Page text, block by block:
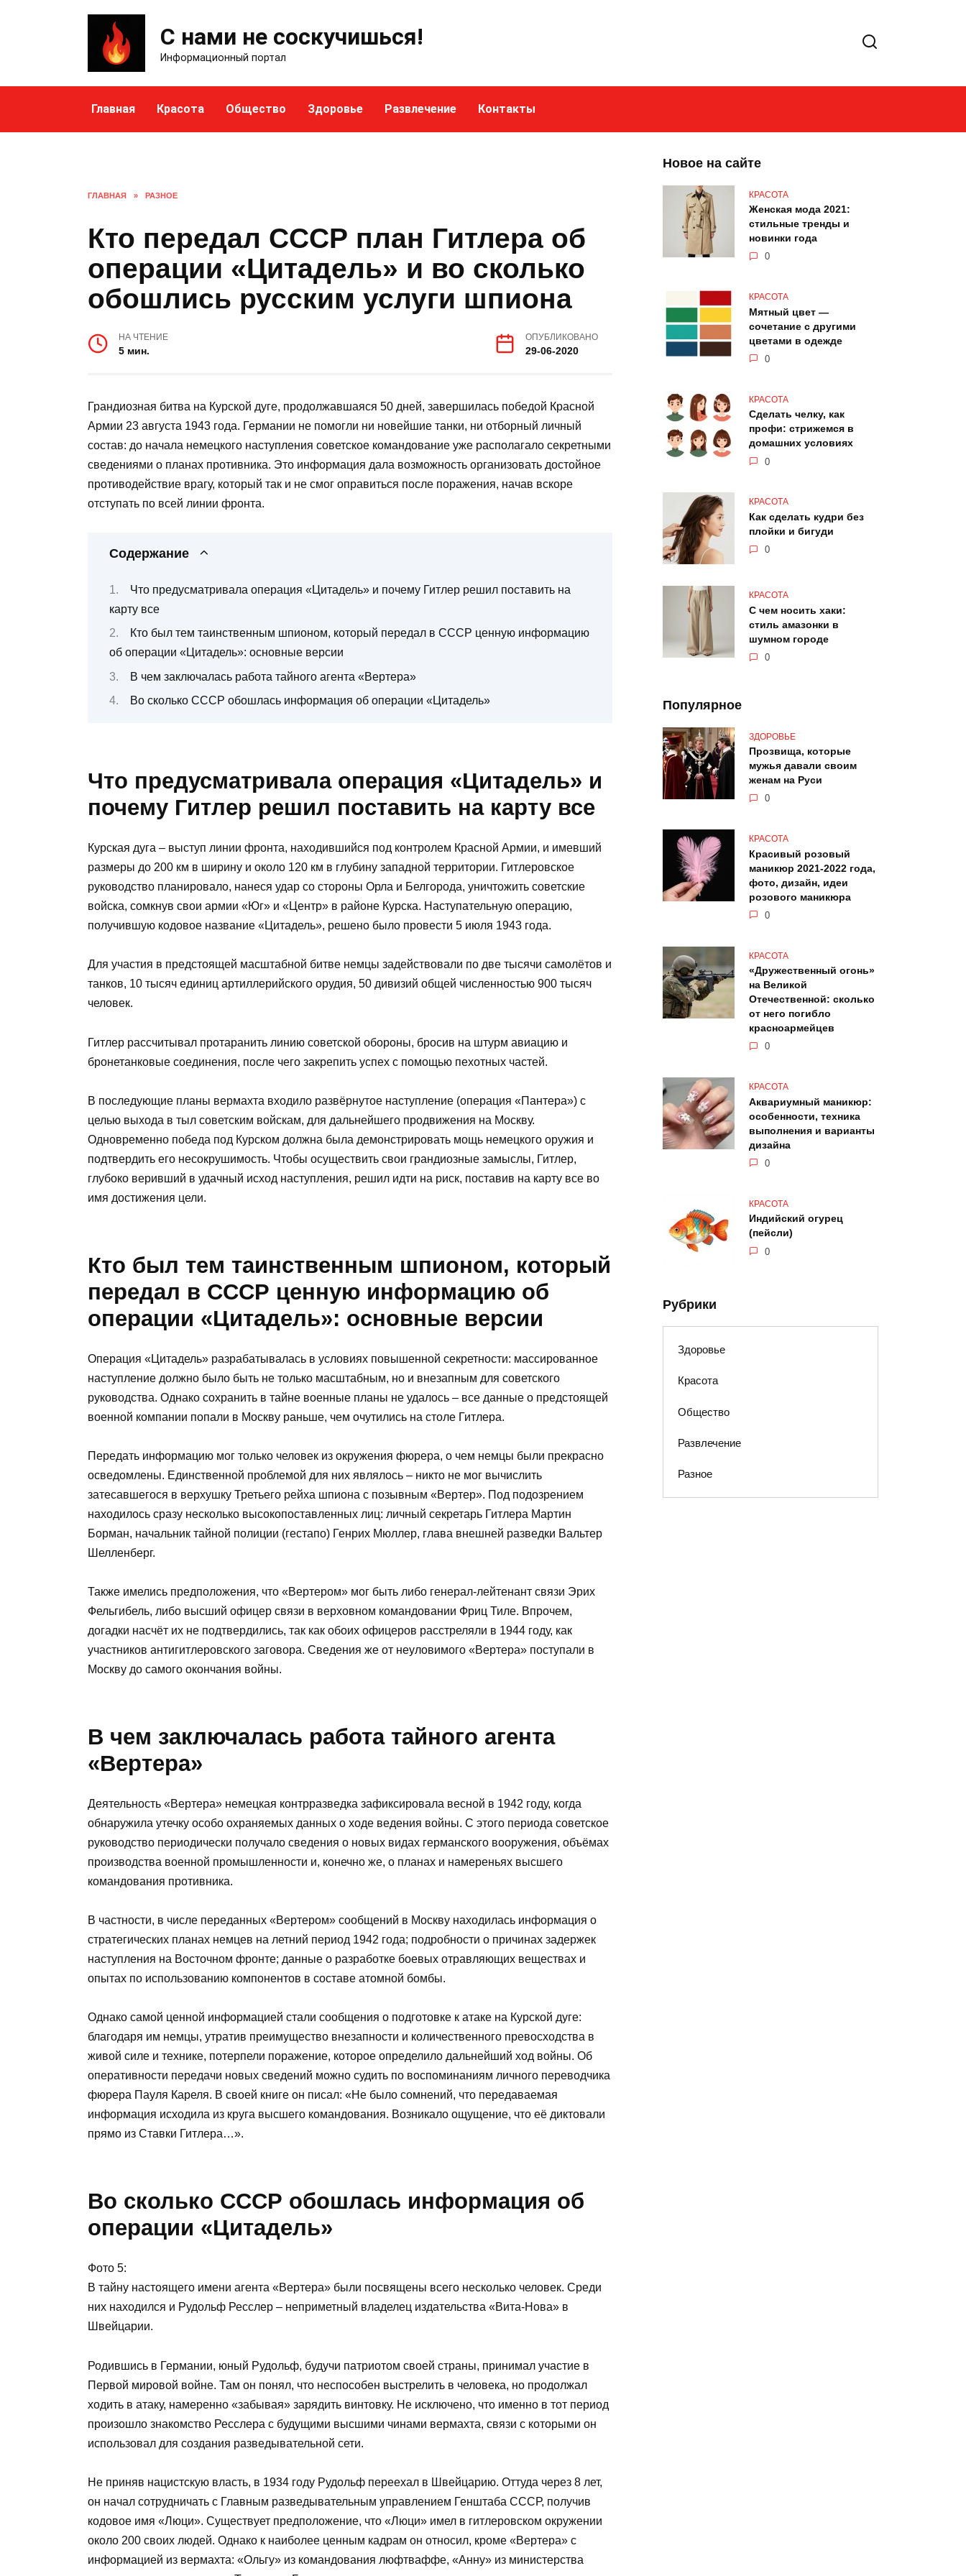
С нами не соскучишься!
Информационный портал
Главная Красота Общество Здоровье Развлечение Контакты
ГЛАВНАЯ » РАЗНОЕ
Кто передал СССР план Гитлера об
операции «Цитадель» и во сколько
обошлись русским услуги шпиона
НА ЧТЕНИЕ
5 мин.
ОПУБЛИКОВАНО
29-06-2020
Грандиозная битва на Курской дуге, продолжавшаяся 50 дней, завершилась победой Красной
Армии 23 августа 1943 года. Германии не помогли ни новейшие танки, ни отборный личный
состав: до начала немецкого наступления советское командование уже располагало секретными
сведениями о планах противника. Это информация дала возможность организовать достойное
противодействие врагу, который так и не смог оправиться после поражения, начав вскоре
отступать по всей линии фронта.
Содержание
Что предусматривала операция «Цитадель» и почему Гитлер решил поставить на
карту все
Кто был тем таинственным шпионом, который передал в СССР ценную информацию
об операции «Цитадель»: основные версии
В чем заключалась работа тайного агента «Вертера»
Во сколько СССР обошлась информация об операции «Цитадель»
Что предусматривала операция «Цитадель» и
почему Гитлер решил поставить на карту все
Курская дуга – выступ линии фронта, находившийся под контролем Красной Армии, и имевший
размеры до 200 км в ширину и около 120 км в глубину западной территории. Гитлеровское
руководство планировало, нанеся удар со стороны Орла и Белгорода, уничтожить советские
войска, сомкнув свои армии «Юг» и «Центр» в районе Курска. Наступательную операцию,
получившую кодовое название «Цитадель», решено было провести 5 июля 1943 года.
Для участия в предстоящей масштабной битве немцы задействовали по две тысячи самолётов и
танков, 10 тысяч единиц артиллерийского орудия, 50 дивизий общей численностью 900 тысяч
человек.
Гитлер рассчитывал протаранить линию советской обороны, бросив на штурм авиацию и
бронетанковые соединения, после чего закрепить успех с помощью пехотных частей.
В последующие планы вермахта входило развёрнутое наступление (операция «Пантера») с
целью выхода в тыл советским войскам, для дальнейшего продвижения на Москву.
Одновременно победа под Курском должна была демонстрировать мощь немецкого оружия и
подтвердить его несокрушимость. Чтобы осуществить свои грандиозные замыслы, Гитлер,
глубоко веривший в удачный исход наступления, решил идти на риск, поставив на карту все во
имя достижения цели.
Кто был тем таинственным шпионом, который
передал в СССР ценную информацию об
операции «Цитадель»: основные версии
Операция «Цитадель» разрабатывалась в условиях повышенной секретности: массированное
наступление должно было быть не только масштабным, но и внезапным для советского
руководства. Однако сохранить в тайне военные планы не удалось – все данные о предстоящей
военной компании попали в Москву раньше, чем очутились на столе Гитлера.
Передать информацию мог только человек из окружения фюрера, о чем немцы были прекрасно
осведомлены. Единственной проблемой для них являлось – никто не мог вычислить
затесавшегося в верхушку Третьего рейха шпиона с позывным «Вертер». Под подозрением
находилось сразу несколько высокопоставленных лиц: личный секретарь Гитлера Мартин
Борман, начальник тайной полиции (гестапо) Генрих Мюллер, глава внешней разведки Вальтер
Шелленберг.
Также имелись предположения, что «Вертером» мог быть либо генерал-лейтенант связи Эрих
Фельгибель, либо высший офицер связи в верховном командовании Фриц Тиле. Впрочем,
догадки насчёт их не подтвердились, так как обоих офицеров расстреляли в 1944 году, как
участников антигитлеровского заговора. Сведения же от неуловимого «Вертера» поступали в
Москву до самого окончания войны.
В чем заключалась работа тайного агента
«Вертера»
Деятельность «Вертера» немецкая контрразведка зафиксировала весной в 1942 году, когда
обнаружила утечку особо охраняемых данных о ходе ведения войны. С этого периода советское
руководство периодически получало сведения о новых видах германского вооружения, объёмах
производства военной промышленности и, конечно же, о планах и намереньях высшего
командования противника.
В частности, в числе переданных «Вертером» сообщений в Москву находилась информация о
стратегических планах немцев на летний период 1942 года; подробности о причинах задержек
наступления на Восточном фронте; данные о разработке боевых отравляющих веществах и
опытах по использованию компонентов в составе атомной бомбы.
Однако самой ценной информацией стали сообщения о подготовке к атаке на Курской дуге:
благодаря им немцы, утратив преимущество внезапности и количественного превосходства в
живой силе и технике, потерпели поражение, которое определило дальнейший ход войны. Об
оперативности передачи новых сведений можно судить по воспоминаниям личного переводчика
фюрера Пауля Кареля. В своей книге он писал: «Не было сомнений, что передаваемая
информация исходила из круга высшего командования. Возникало ощущение, что её диктовали
прямо из Ставки Гитлера…».
Во сколько СССР обошлась информация об
операции «Цитадель»
Фото 5:
В тайну настоящего имени агента «Вертера» были посвящены всего несколько человек. Среди
них находился и Рудольф Ресслер – неприметный владелец издательства «Вита-Нова» в
Швейцарии.
Родившись в Германии, юный Рудольф, будучи патриотом своей страны, принимал участие в
Первой мировой войне. Там он понял, что неспособен выстрелить в человека, но продолжал
ходить в атаку, намеренно «забывая» зарядить винтовку. Не исключено, что именно в тот период
произошло знакомство Ресслера с будущими высшими чинами вермахта, связи с которыми он
использовал для создания разведывательной сети.
Не приняв нацистскую власть, в 1934 году Рудольф переехал в Швейцарию. Оттуда через 8 лет,
он начал сотрудничать с Главным разведывательным управлением Генштаба СССР, получив
кодовое имя «Люци». Существует предположение, что «Люци» имел в гитлеровском окружении
около 200 своих людей. Однако к наиболее ценным кадрам он относил, кроме «Вертера» с
информацией из вермахта: «Ольгу» из командования люфтваффе, «Анну» из министерства
Новое на сайте
КРАСОТА
Женская мода 2021:
стильные тренды и
новинки года
0
КРАСОТА
Мятный цвет —
сочетание с другими
цветами в одежде
0
КРАСОТА
Сделать челку, как
профи: стрижемся в
домашних условиях
0
КРАСОТА
Как сделать кудри без
плойки и бигуди
0
КРАСОТА
С чем носить хаки:
стиль амазонки в
шумном городе
0
Популярное
ЗДОРОВЬЕ
Прозвища, которые
мужья давали своим
женам на Руси
0
КРАСОТА
Красивый розовый
маникюр 2021-2022 года,
фото, дизайн, идеи
розового маникюра
0
КРАСОТА
«Дружественный огонь»
на Великой
Отечественной: сколько
от него погибло
красноармейцев
0
КРАСОТА
Аквариумный маникюр:
особенности, техника
выполнения и варианты
дизайна
0
КРАСОТА
Индийский огурец
(пейсли)
0
Рубрики
Здоровье
Красота
Общество
Развлечение
Разное